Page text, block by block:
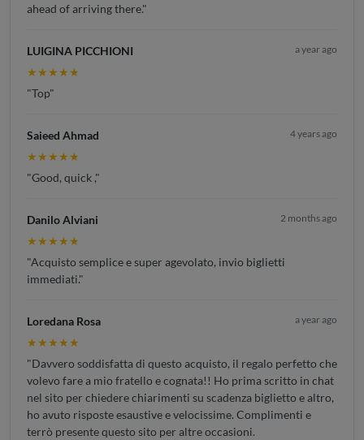
ahead of arriving there."
LUIGINA PICCHIONI a year ago
★★★★★
"Top"
Saieed Ahmad 4 years ago
★★★★★
"Good, quick ,"
Danilo Alviani 2 months ago
★★★★★
"Acquisto semplice e super agevolato, invio biglietti
immediati."
Loredana Rosa a year ago
★★★★★
"Davvero soddisfatta di questo acquisto, il regalo perfetto che
volevo fare a mio fratello e cognata!! Ho prima scritto in chat
nel sito per chiedere chiarimenti su scadenza biglietto e altro,
ho avuto risposte esaustive e velocissime. Complimenti e
terrò presente questo sito per altre occasioni.